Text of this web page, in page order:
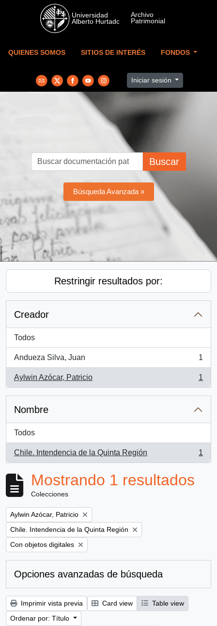
Skip to main content
QUIENES SOMOS SITIOS DE INTERÉS FONDOS
Iniciar sesión
Buscar
Búsqueda Avanzada »
Restringir resultados por:
Creador
Todos
Andueza Silva, Juan
, 1 resultados
1
Aylwin Azócar, Patricio
, 1 resultados
1
Nombre
Todos
Chile. Intendencia de la Quinta Región
, 1 resultados
1
Mostrando 1 resultados
Colecciones
Remove filter:
Aylwin Azócar, Patricio
Remove filter:
Chile. Intendencia de la Quinta Región
Remove filter:
Con objetos digitales
Opciones avanzadas de búsqueda
Imprimir vista previa Card view
Table view
Ordenar por: Título